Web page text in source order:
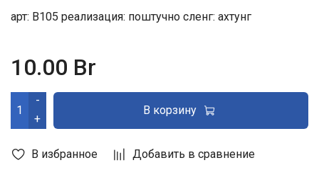
В избранное Добавить в сравнение
арт: В105 реализация: поштучно сленг: ахтунг
10.00 Br
-
+
В корзину